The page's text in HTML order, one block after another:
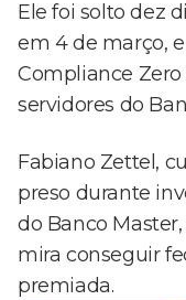
Ele foi solto dez
em 4 de março,
Compliance
servidores do
Fabiano Zettel,
preso durante
do Banco
mira conseguir
premiada.